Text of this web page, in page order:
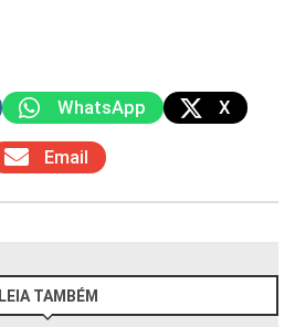
WhatsApp X
Email
LEIA TAMBÉM